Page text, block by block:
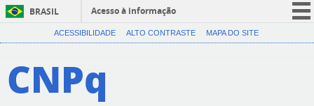
BRASIL
Acesso à informação
CORONAVÍRUS (COVID-19)
ACESSIBILIDADE ALTO CONTRASTE MAPA DO SITE
CNPq